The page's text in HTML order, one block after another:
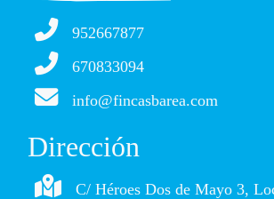
952667877
670833094
info@fincasbarea.com
Dirección
C/ Héroes Dos de Mayo 3,